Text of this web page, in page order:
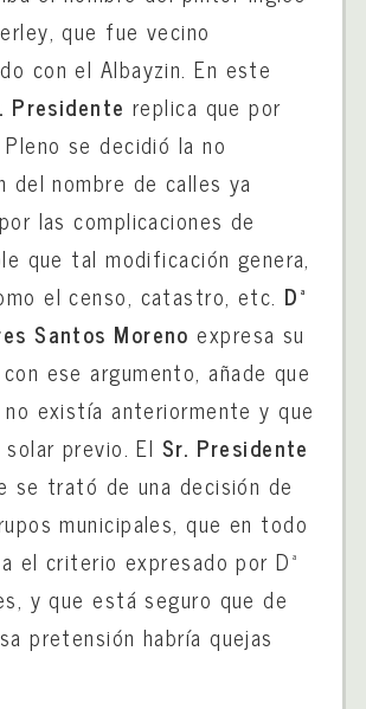
que fue vecino
con el Albayzin. En este
Presidente replica que por
se decidió la no
del nombre de calles ya
las complicaciones de
que tal modificación genera,
el censo, catastro, etc. Dª
Santos Morenoexpresa su
ese argumento, añade que
existía anteriormente y que
previo. El Sr. Presidente
se trató de una decisión de
municipales, que en todo
el criterio expresado por Dª
y que está seguro que de
pretensión habría quejas